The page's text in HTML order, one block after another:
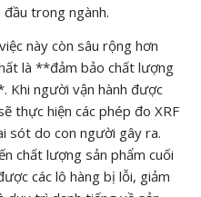
trong ngành.
này còn sâu rộng hơn
là **đảm bảo chất lượng
Khi người vận hành được
thực hiện các phép đo XRF
sót do con người gây ra.
chất lượng sản phẩm cuối
các lô hàng bị lỗi, giảm